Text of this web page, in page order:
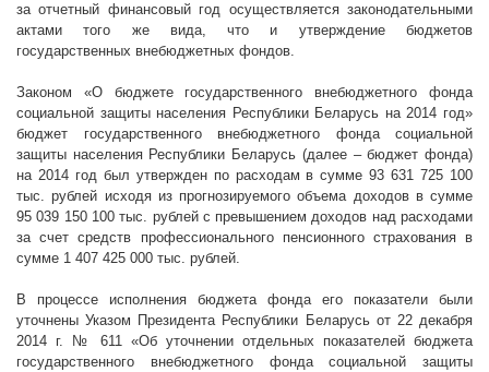
за отчетный финансовый год осуществляется законодательными
актами того же вида, что и утверждение бюджетов
государственных внебюджетных фондов.
Законом «О бюджете государственного внебюджетного фонда
социальной защиты населения Республики Беларусь на 2014 год»
бюджет государственного внебюджетного фонда социальной
защиты населения Республики Беларусь (далее – бюджет фонда)
на 2014 год был утвержден по расходам в сумме93 631 725 100
тыс. рублей исходя из прогнозируемого объема доходов в сумме
95 039 150 100тыс. рублей с превышением доходов над расходами
за счет средств профессионального пенсионного страхования в
сумме 1 407 425 000 тыс. рублей.
В процессе исполнения бюджета фонда его показатели были
уточнены Указом Президента Республики Беларусь от 22 декабря
2014 г. № 611 «Об уточнении отдельных показателей бюджета
государственного внебюджетного фонда социальной защиты